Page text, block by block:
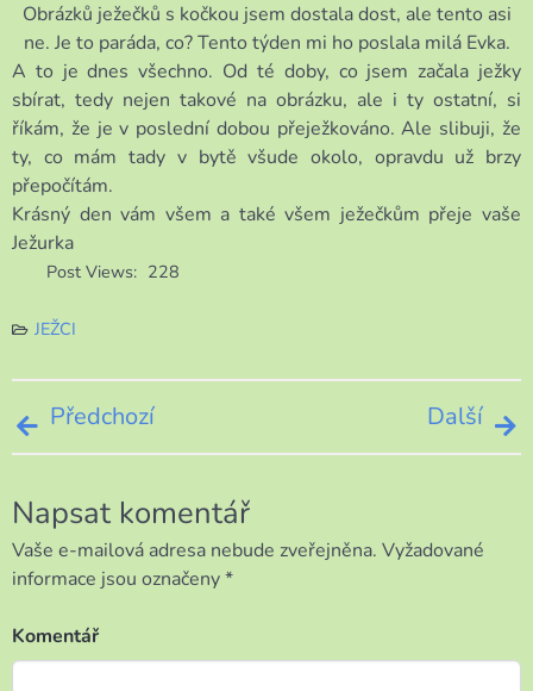
Obrázků ježečků s kočkou jsem dostala dost, ale tento asi
ne. Je to paráda, co? Tento týden mi ho poslala milá Evka.
A to je dnes všechno. Od té doby, co jsem začala ježky
sbírat, tedy nejen takové na obrázku, ale i ty ostatní, si
říkám, že je v poslední dobou přeježkováno. Ale slibuji, že
ty, co mám tady v bytě všude okolo, opravdu už brzy
přepočítám.
Krásný den vám všem a také všem ježečkům přeje vaše
Ježurka
Post Views: 228
JEŽCI
Navigace
příspěvek
Předchozí Další
Napsat komentář
Vaše e-mailová adresa nebude zveřejněna. Vyžadované
informace jsou označeny*
Komentář